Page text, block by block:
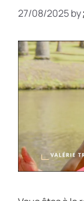
27/08/2025by